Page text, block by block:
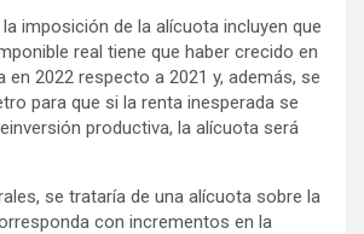
imposición de la alícuota incluyen que
real tiene que haber crecido en
2022 respecto a 2021 y, además, se
para que si la renta inesperada se
productiva, la alícuota será
se trataría de una alícuota sobre la
con incrementos en la